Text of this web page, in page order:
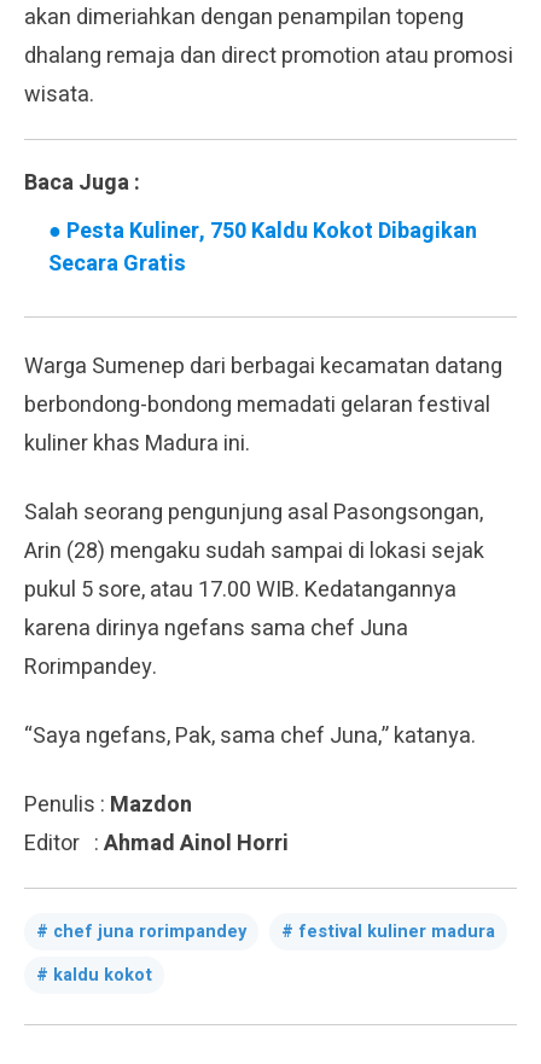
akan dimeriahkan dengan penampilan topeng
dhalang remaja dan direct promotion atau promosi
wisata.
Baca Juga :
● Pesta Kuliner, 750 Kaldu Kokot Dibagikan
Secara Gratis
Warga Sumenep dari berbagai kecamatan datang
berbondong-bondong memadati gelaran festival
kuliner khas Madura ini.
Salah seorang pengunjung asal Pasongsongan,
Arin (28) mengaku sudah sampai di lokasi sejak
pukul 5 sore, atau 17.00 WIB. Kedatangannya
karena dirinya ngefans sama chef Juna
Rorimpandey.
“Saya ngefans, Pak, sama chef Juna,” katanya.
Penulis : Mazdon
Editor :Ahmad Ainol Horri
chef juna rorimpandey
festival kuliner madura
kaldu kokot